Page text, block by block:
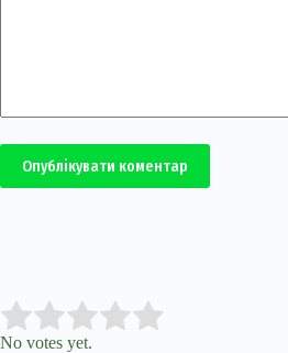
Опублікувати коментар
Rate this item:
No votes yet.